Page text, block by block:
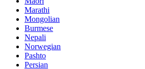
Marathi
Mongolian
Burmese
Nepali
Norwegian
Pashto
Persian